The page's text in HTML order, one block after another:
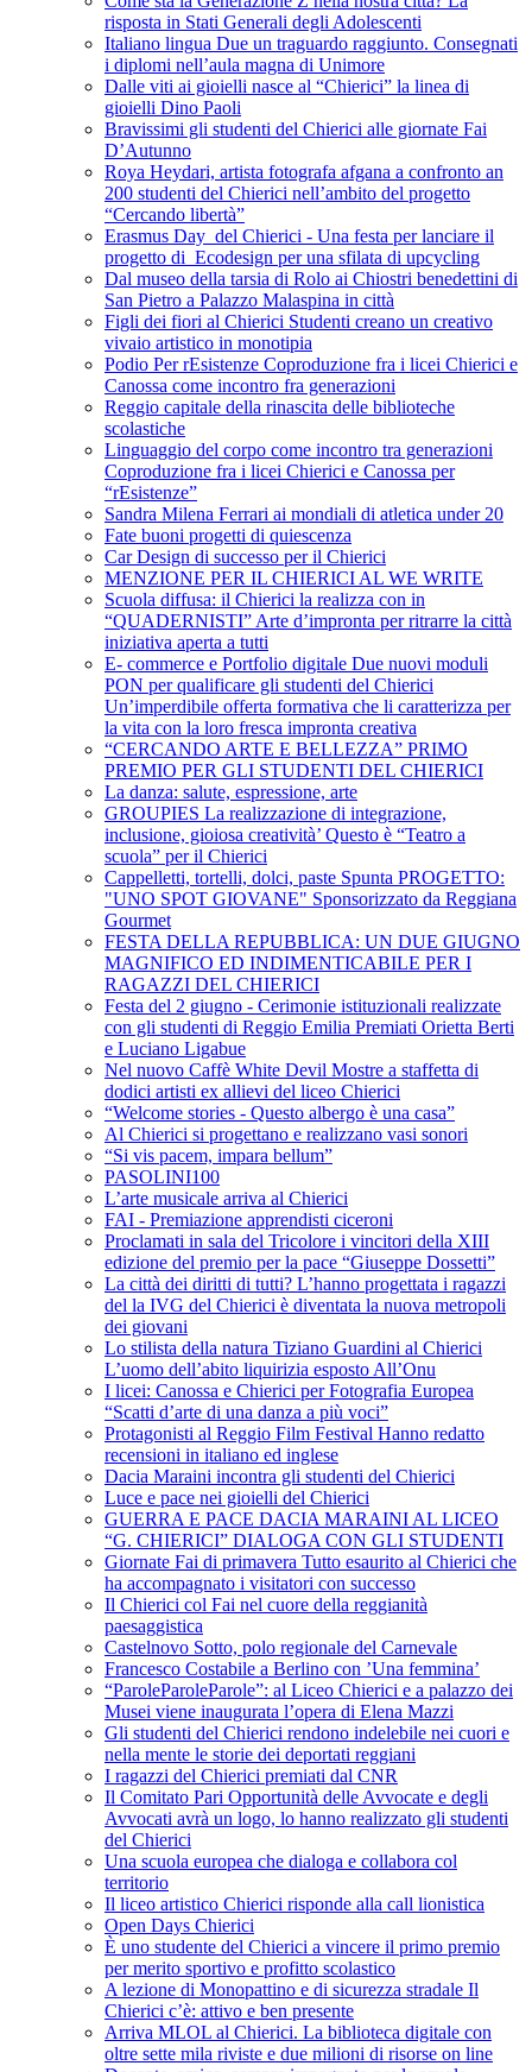
risposta in Stati Generali degli Adolescenti
Italiano lingua Due un traguardo raggiunto. Consegnati
i diplomi nell’aula magna di Unimore
Dalle viti ai gioielli nasce al “Chierici” la linea di
gioielli Dino Paoli
Bravissimi gli studenti del Chierici alle giornate Fai
D’Autunno
Roya Heydari, artista fotografa afgana a confronto an
200 studenti del Chierici nell’ambito del progetto
“Cercando libertà”
Erasmus Day del Chierici - Una festa per lanciare il
progetto di Ecodesign per una sfilata di upcycling
Dal museo della tarsia di Rolo ai Chiostri benedettini di
San Pietro a Palazzo Malaspina in città
Figli dei fiori al Chierici Studenti creano un creativo
vivaio artistico in monotipia
Podio Per rEsistenze Coproduzione fra i licei Chierici e
Canossa come incontro fra generazioni
Reggio capitale della rinascita delle biblioteche
scolastiche
Linguaggio del corpo come incontro tra generazioni
Coproduzione fra i licei Chierici e Canossa per
“rEsistenze”
Sandra Milena Ferrari ai mondiali di atletica under 20
Fate buoni progetti di quiescenza
Car Design di successo per il Chierici
MENZIONE PER IL CHIERICI AL WE WRITE
Scuola diffusa: il Chierici la realizza con in
“QUADERNISTI” Arte d’impronta per ritrarre la città
iniziativa aperta a tutti
E- commerce e Portfolio digitale Due nuovi moduli
PON per qualificare gli studenti del Chierici
Un’imperdibile offerta formativa che li caratterizza per
la vita con la loro fresca impronta creativa
“CERCANDO ARTE E BELLEZZA” PRIMO
PREMIO PER GLI STUDENTI DEL CHIERICI
La danza: salute, espressione, arte
GROUPIES La realizzazione di integrazione,
inclusione, gioiosa creatività’ Questo è “Teatro a
scuola” per il Chierici
Cappelletti, tortelli, dolci, paste Spunta PROGETTO:
"UNO SPOT GIOVANE" Sponsorizzato da Reggiana
Gourmet
FESTA DELLA REPUBBLICA: UN DUE GIUGNO
MAGNIFICO ED INDIMENTICABILE PER I
RAGAZZI DEL CHIERICI
Festa del 2 giugno - Cerimonie istituzionali realizzate
con gli studenti di Reggio Emilia Premiati Orietta Berti
e Luciano Ligabue
Nel nuovo Caffè White Devil Mostre a staffetta di
dodici artisti ex allievi del liceo Chierici
“Welcome stories - Questo albergo è una casa”
Al Chierici si progettano e realizzano vasi sonori
“Si vis pacem, impara bellum”
PASOLINI100
L’arte musicale arriva al Chierici
FAI - Premiazione apprendisti ciceroni
Proclamati in sala del Tricolore i vincitori della XIII
edizione del premio per la pace “Giuseppe Dossetti”
La città dei diritti di tutti? L’hanno progettata i ragazzi
del la IVG del Chierici è diventata la nuova metropoli
dei giovani
Lo stilista della natura Tiziano Guardini al Chierici
L’uomo dell’abito liquirizia esposto All’Onu
I licei: Canossa e Chierici per Fotografia Europea
“Scatti d’arte di una danza a più voci”
Protagonisti al Reggio Film Festival Hanno redatto
recensioni in italiano ed inglese
Dacia Maraini incontra gli studenti del Chierici
Luce e pace nei gioielli del Chierici
GUERRA E PACE DACIA MARAINI AL LICEO
“G. CHIERICI” DIALOGA CON GLI STUDENTI
Giornate Fai di primavera Tutto esaurito al Chierici che
ha accompagnato i visitatori con successo
Il Chierici col Fai nel cuore della reggianità
paesaggistica
Castelnovo Sotto, polo regionale del Carnevale
Francesco Costabile a Berlino con ’Una femmina’
“ParoleParoleParole”: al Liceo Chierici e a palazzo dei
Musei viene inaugurata l’opera di Elena Mazzi
Gli studenti del Chierici rendono indelebile nei cuori e
nella mente le storie dei deportati reggiani
I ragazzi del Chierici premiati dal CNR
Il Comitato Pari Opportunità delle Avvocate e degli
Avvocati avrà un logo, lo hanno realizzato gli studenti
del Chierici
Una scuola europea che dialoga e collabora col
territorio
Il liceo artistico Chierici risponde alla call lionistica
Open Days Chierici
È uno studente del Chierici a vincere il primo premio
per merito sportivo e profitto scolastico
A lezione di Monopattino e di sicurezza stradale Il
Chierici c’è: attivo e ben presente
Arriva MLOL al Chierici. La biblioteca digitale con
oltre sette mila riviste e due milioni di risorse on line